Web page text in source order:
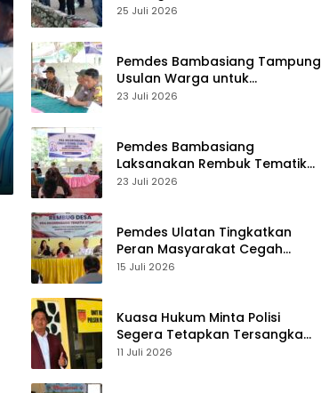
Desa Palasa Tengah
25 Juli 2026
Pemdes Bambasiang Tampung
Usulan Warga untuk
Penyusunan RKPDes 2027
23 Juli 2026
Pemdes Bambasiang
Laksanakan Rembuk Tematik
Stunting
23 Juli 2026
Pemdes Ulatan Tingkatkan
Peran Masyarakat Cegah
Stunting
15 Juli 2026
Kuasa Hukum Minta Polisi
Segera Tetapkan Tersangka
Usai Kasus Pencurian di Rumah
11 Juli 2026